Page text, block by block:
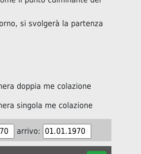
si svolgerà la partenza
doppia me colazione
singola me colazione
arrivo: